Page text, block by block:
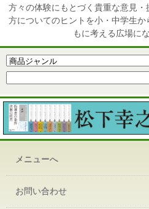
方々の体験にもとづく貴重な意見・
方についてのヒントを小・中学生
もに考える広場に
メニューへ
お問い合わせ